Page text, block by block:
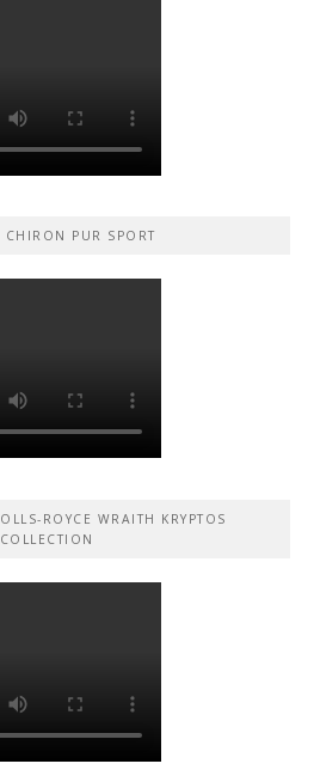
CHIRON PUR SPORT
ROYCE WRAITH KRYPTOS
COLLECTION